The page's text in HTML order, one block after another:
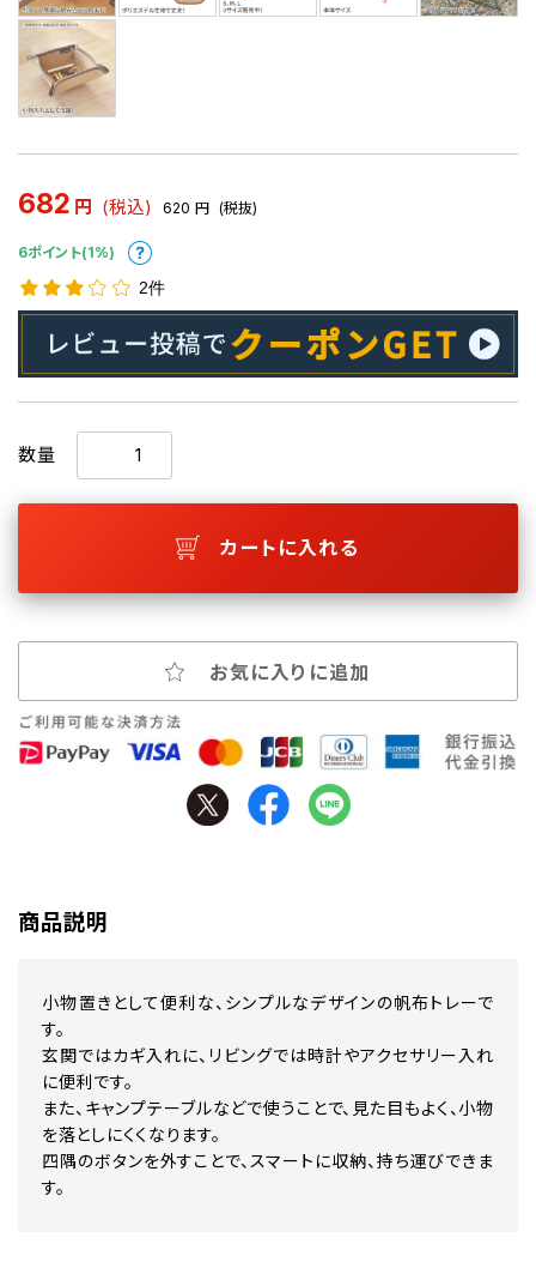
682 円 (税込) 620 円 (税抜)
6ポイント(1%)
2件
数量
カートに入れる
お気に入りに追加
商品説明
小物置きとして便利な、シンプルなデザインの帆布トレーで
す。
玄関ではカギ入れに、リビングでは時計やアクセサリー入れ
に便利です。
また、キャンプテーブルなどで使うことで、見た目もよく、小物
を落としにくくなります。
四隅のボタンを外すことで、スマートに収納、持ち運びできま
す。